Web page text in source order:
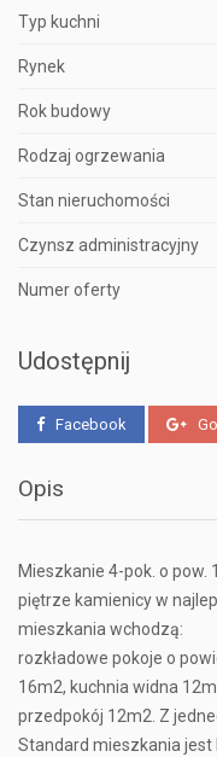
Typ kuchni
Rynek
Rok budowy
Rodzaj ogrzewania
Stan nieruchomości
Czynsz administracyjny
Numer oferty
Udostępnij
Facebook
Opis
Mieszkanie 4-pok. o
piętrze kamienicy w
mieszkania wchodzą:
rozkładowe pokoje o
16m2, kuchnia widna
przedpokój 12m2. Z
Standard mieszkania jest